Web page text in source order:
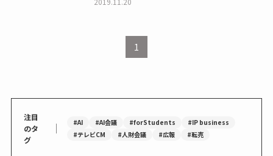
1
注目
のタ
グ
｜ #AI #AI会議 #forStudents
#IP business
#テレビCM
#人財会議 #広報 #転売